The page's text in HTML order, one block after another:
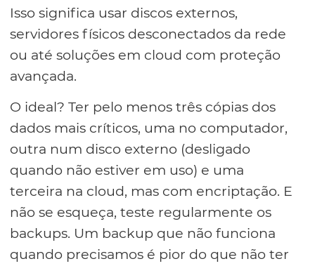
Isso significa usar discos externos,
servidores físicos desconectados da rede
ou até soluções em cloud com proteção
avançada.
O ideal? Ter pelo menos três cópias dos
dados mais críticos, uma no computador,
outra num disco externo (desligado
quando não estiver em uso) e uma
terceira na cloud, mas com encriptação. E
não se esqueça, teste regularmente os
backups. Um backup que não funciona
quando precisamos é pior do que não ter